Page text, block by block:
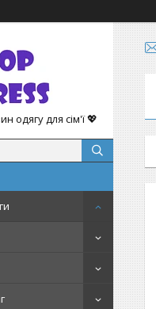
одягу для сім'ї 💖